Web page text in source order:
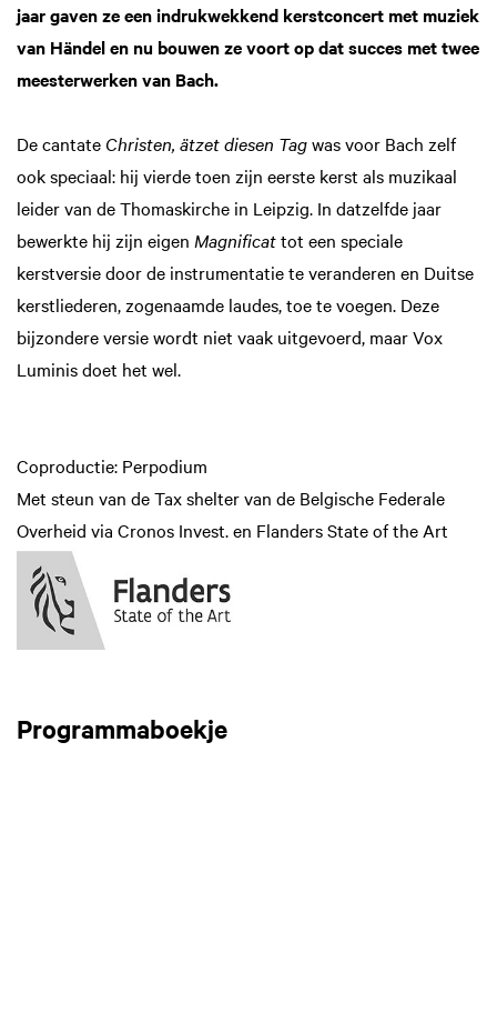
jaar gaven ze een indrukwekkend kerstconcert met muziek
van Händel en nu bouwen ze voort op dat succes met twee
meesterwerken van Bach.
De cantate Christen, ätzet diesen Tagwas voor Bach zelf
ook speciaal: hij vierde toen zijn eerste kerst als muzikaal
leider van de Thomaskirche in Leipzig. In datzelfde jaar
bewerkte hij zijn eigen Magnificattot een speciale
kerstversie door de instrumentatie te veranderen en Duitse
kerstliederen, zogenaamde laudes, toe te voegen. Deze
bijzondere versie wordt niet vaak uitgevoerd, maar Vox
Luminis doet het wel.
Coproductie: Perpodium
Met steun van de Tax shelter van de Belgische Federale
Overheid via Cronos Invest. en Flanders State of the Art
Programmaboekje